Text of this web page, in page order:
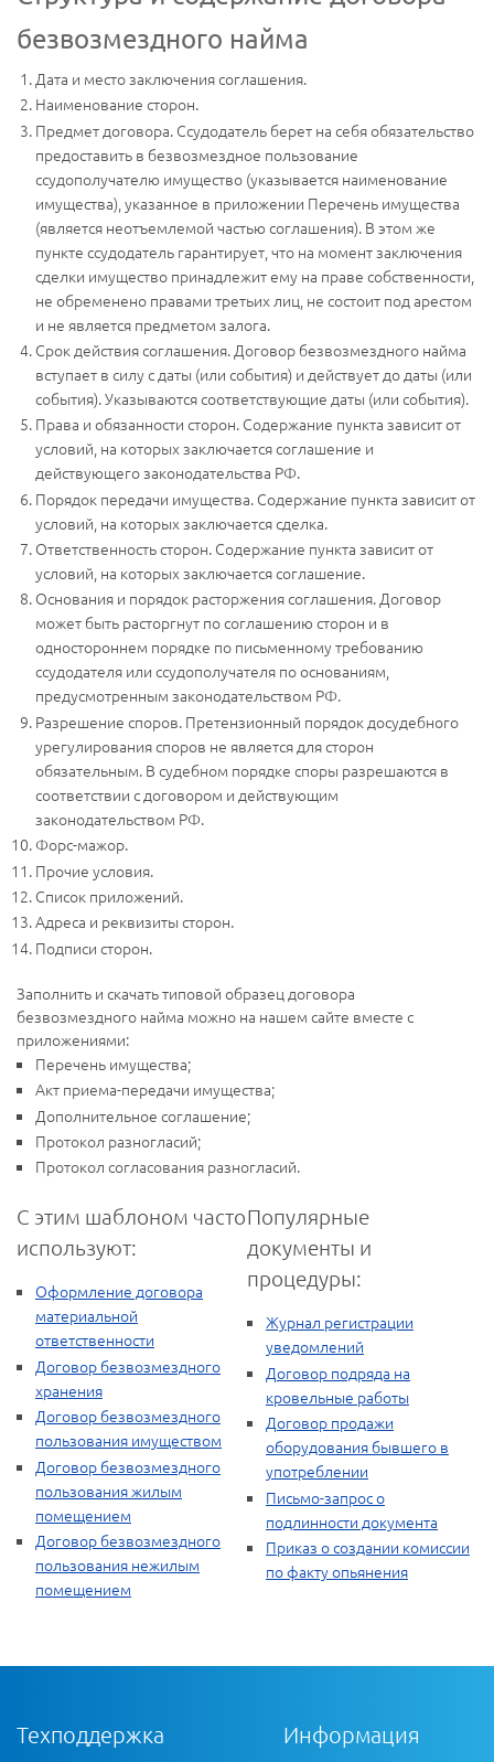
безвозмездного найма
Дата и место заключения соглашения.
Наименование сторон.
Предмет договора. Ссудодатель берет на себя обязательство
предоставить в безвозмездное пользование
ссудополучателю имущество (указывается наименование
имущества), указанное в приложении Перечень имущества
(является неотъемлемой частью соглашения). В этом же
пункте ссудодатель гарантирует, что на момент заключения
сделки имущество принадлежит ему на праве собственности,
не обременено правами третьих лиц, не состоит под арестом
и не является предметом залога.
Срок действия соглашения. Договор безвозмездного найма
вступает в силу с даты (или события) и действует до даты (или
события). Указываются соответствующие даты (или события).
Права и обязанности сторон. Содержание пункта зависит от
условий, на которых заключается соглашение и
действующего законодательства РФ.
Порядок передачи имущества. Содержание пункта зависит от
условий, на которых заключается сделка.
Ответственность сторон. Содержание пункта зависит от
условий, на которых заключается соглашение.
Основания и порядок расторжения соглашения. Договор
может быть расторгнут по соглашению сторон и в
одностороннем порядке по письменному требованию
ссудодателя или ссудополучателя по основаниям,
предусмотренным законодательством РФ.
Разрешение споров. Претензионный порядок досудебного
урегулирования споров не является для сторон
обязательным. В судебном порядке споры разрешаются в
соответствии с договором и действующим
законодательством РФ.
Форс-мажор.
Прочие условия.
Список приложений.
Адреса и реквизиты сторон.
Подписи сторон.
Заполнить и скачать типовой образец договора
безвозмездного найма можно на нашем сайте вместе с
приложениями:
Перечень имущества;
Акт приема-передачи имущества;
Дополнительное соглашение;
Протокол разногласий;
Протокол согласования разногласий.
С этим шаблоном часто
используют:
Оформление договора
материальной
ответственности
Договор безвозмездного
хранения
Договор безвозмездного
пользования имуществом
Договор безвозмездного
пользования жилым
помещением
Договор безвозмездного
пользования нежилым
помещением
Популярные
документы и
процедуры:
Журнал регистрации
уведомлений
Договор подряда на
кровельные работы
Договор продажи
оборудования бывшего в
употреблении
Письмо-запрос о
подлинности документа
Приказ о создании комиссии
по факту опьянения
Техподдержка Информация